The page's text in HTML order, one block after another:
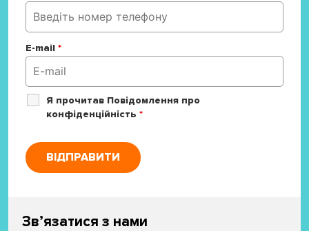
E-mail *
Я прочитав Повідомлення про
конфіденційність *
Зв’язатися з нами